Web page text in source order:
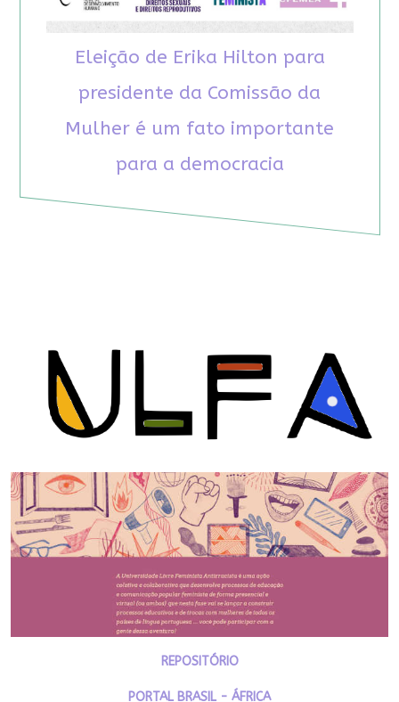
Eleição de Erika Hilton para
presidente da Comissão da
Mulher é um fato importante
para a democracia
REPOSITÓRIO
PORTAL BRASIL - ÁFRICA